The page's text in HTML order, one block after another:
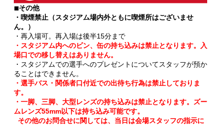
◾︎その他
・喫煙禁止（スタジアム場内外ともに喫煙所はございませ
ん。）
・再入場可。再入場は後半15分まで
・スタジアム内へのビン、缶の持ち込みは禁止となります。入
場口での移し替えはありません。
・スタジアムでの選手へのプレゼントについてスタッフが預か
ることはできません。
・選手バス・関係者口付近での出待ち行為は禁止しておりま
す。
・一脚、三脚、大型レンズの持ち込みは禁止となります。ズー
ムレンズ55mm以下は持ち込み可能です。
その他のお問合せに関しては、当日は会場スタッフの指示に